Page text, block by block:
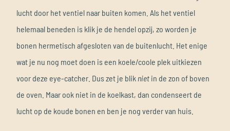
lucht door het ventiel naar buiten komen. Als het ventiel
helemaal beneden is klik je de hendel opzij, zo worden je
bonen hermetisch afgesloten van de buitenlucht. Het enige
wat je nu nog moet doen is een koele/coole plek uitkiezen
voor deze eye-catcher. Dus zet je blik niet in de zon of boven
de oven. Maar ook niet in de koelkast, dan condenseert de
lucht op de koude bonen en ben je nog verder van huis.